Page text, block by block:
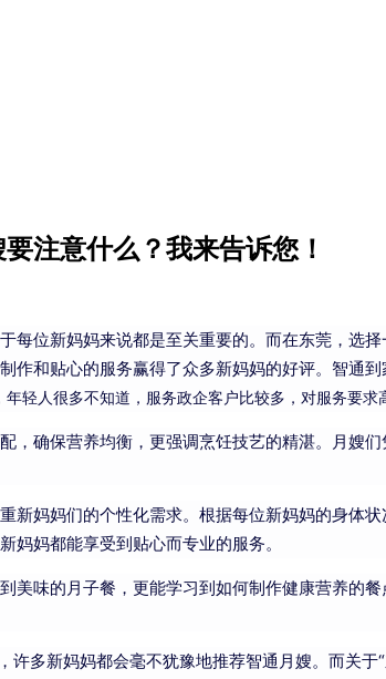
注意什么？我来告诉您！
每位新妈妈来说都是至关重要的。而在东莞，选
作和贴心的服务赢得了众多新妈妈的好评。智通到
轻人很多不知道，服务政企客户比较多，对服务要求
，确保营养均衡，更强调烹饪技艺的精湛。月
新妈妈们的个性化需求。根据每位新妈妈的身体
妈妈都能享受到贴心而专业的服务。
美味的月子餐，更能学习到如何制作健康营养的
许多新妈妈都会毫不犹豫地推荐智通月嫂。而关